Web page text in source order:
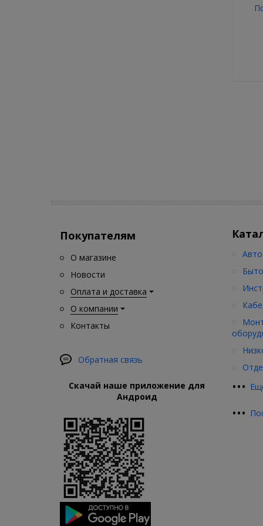
Покупателям
О магазине
Новости
Оплата и доставка
О компании
Контакты
Обратная связь
Скачай наше приложение для
Андроид
•••
•••